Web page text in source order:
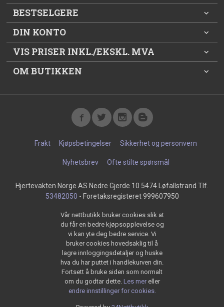
BESTSELGERE
DIN KONTO
VIS PRISER INKL./EKSKL. MVA
OM BUTIKKEN
Frakt Kjøpsbetingelser Sikkerhet og personvern
Nyhetsbrev Ofte stilte spørsmål
Hjertevakten Norge AS Nedre Gjerde 10 5474 Løfallstrand Tlf.
53482050 - Foretaksregisteret 999607950
Vår nettbutikk bruker cookies slik at
du får en bedre kjøpsopplevelse og
vi kan yte deg bedre service. Vi
bruker cookies hovedsaklig til å
lagre innloggingsdetaljer og huske
hva du har puttet i handlekurven din.
Fortsett å bruke siden som normalt
om du godtar dette. Les mer eller
endre innstillinger for cookies.